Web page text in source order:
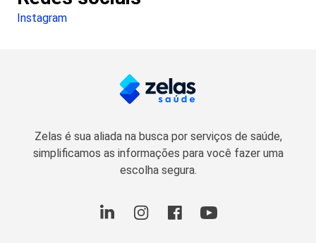
Instagram
Zelas é sua aliada na busca por serviços de saúde,
simplificamos as informações para você fazer uma
escolha segura.